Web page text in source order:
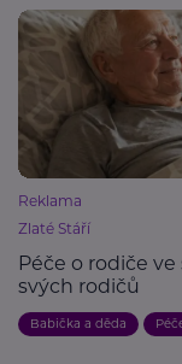
Reklama
Zlaté Stáří
Péče o rodiče
svých rodičů
Babička a děda